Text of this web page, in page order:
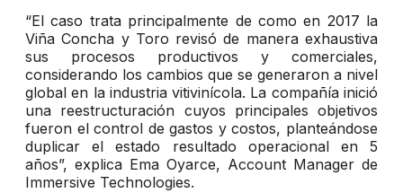
“El caso trata principalmente de como en 2017 la
Viña Concha y Toro revisó de manera exhaustiva
sus procesos productivos y comerciales,
considerando los cambios que se generaron a nivel
global en la industria vitivinícola. La compañía inició
una reestructuración cuyos principales objetivos
fueron el control de gastos y costos, planteándose
duplicar el estado resultado operacional en 5
años”, explica Ema Oyarce, Account Manager de
Immersive Technologies.